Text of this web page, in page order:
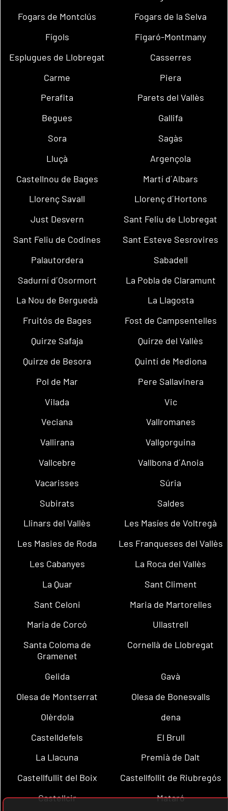
Fogars de Montclús
Fogars de la Selva
Fígols
Figaró-Montmany
Esplugues de Llobregat
Casserres
Carme
Piera
Perafita
Parets del Vallès
Begues
Gallifa
Sora
Sagàs
Lluçà
Argençola
Castellnou de Bages
Martí d´Albars
Llorenç Savall
Llorenç d´Hortons
Just Desvern
Sant Feliu de Llobregat
Sant Feliu de Codines
Sant Esteve Sesrovires
Palautordera
Sabadell
Sadurní d´Osormort
La Pobla de Claramunt
La Nou de Berguedà
La Llagosta
Fruitós de Bages
Fost de Campsentelles
Quirze Safaja
Quirze del Vallès
Quirze de Besora
Quintí de Mediona
Pol de Mar
Pere Sallavinera
Vilada
Vic
Veciana
Vallromanes
Vallirana
Vallgorguina
Vallcebre
Vallbona d´Anoia
Vacarisses
Súria
Subirats
Saldes
Llinars del Vallès
Les Masíes de Voltregà
Les Masies de Roda
Les Franqueses del Vallès
Les Cabanyes
La Roca del Vallès
La Quar
Sant Climent
Sant Celoni
Maria de Martorelles
Maria de Corcó
Ullastrell
Santa Coloma de
Gramenet
Cornellà de Llobregat
Gelida
Gavà
Olesa de Montserrat
Olesa de Bonesvalls
Olèrdola
dena
Castelldefels
El Brull
La Llacuna
Premià de Dalt
Castellfullit del Boix
Castellfollit de Riubregós
Castellcir
Mataró